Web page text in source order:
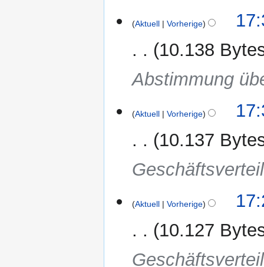
Aktuell Vorherige
10.138
Abstimmung
Aktuell Vorherige
10.137
Aktuell Vorherige
10.127